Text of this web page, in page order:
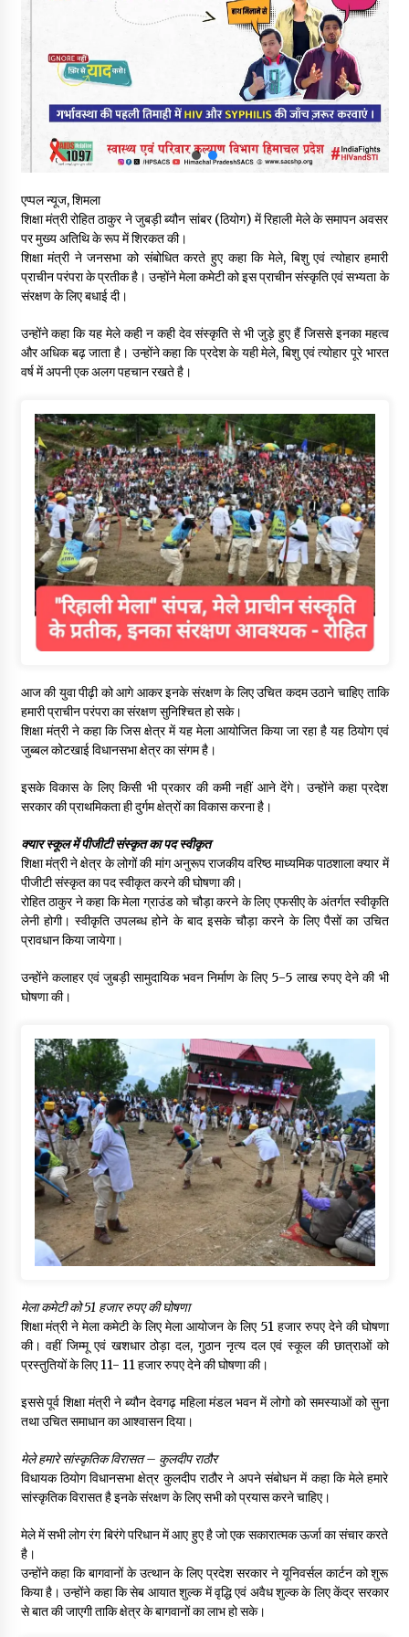
शिक्षा निदेशालय ने जारी किया स्पष्टीकरण
05/08/2026
देहरा पुलिस की बड़ी कार्रवाई- 90 लाख नकद और 2 करोड़के सोने के
आभूषण बरामद, 7 आरोपी गिरफ्तार
05/08/2026
पिंजौर-बद्दी फोरलेन परियोजना को मिली बड़ी गति, 378.48 करोड़ की लागत
वन विभाग एवं रेड क्रॉस सोसायटी के संयुक्त तत्वावधान में शूराला में वृक्षारोपण
अभियान आयोजित
05/08/2026
हिमाचल में प्रतिशोध की राजनीति के खिलाफ भाजपा ने शिमला CM आवास
ओकओवर घेराव में किया शक्ति प्रदर्शन
05/08/2026
एप्पल न्यूज, शिमला
शिक्षा मंत्री रोहित ठाकुर ने जुबड़ी ब्यौन सांबर (ठियोग) में रिहाली मेले के समापन अवसर
पर मुख्य अतिथि के रूप में शिरकत की।
शिक्षा मंत्री ने जनसभा को संबोधित करते हुए कहा कि मेले, बिशु एवं त्योहार हमारी
प्राचीन परंपरा के प्रतीक है। उन्होंने मेला कमेटी को इस प्राचीन संस्कृति एवं सभ्यता के
संरक्षण के लिए बधाई दी।
उन्होंने कहा कि यह मेले कही न कही देव संस्कृति से भी जुड़े हुए हैं जिससे इनका महत्व
और अधिक बढ़ जाता है। उन्होंने कहा कि प्रदेश के यही मेले, बिशु एवं त्योहार पूरे भारत
वर्ष में अपनी एक अलग पहचान रखते है।
आज की युवा पीढ़ी को आगे आकर इनके संरक्षण के लिए उचित कदम उठाने चाहिए ताकि
हमारी प्राचीन परंपरा का संरक्षण सुनिश्चित हो सके।
शिक्षा मंत्री ने कहा कि जिस क्षेत्र में यह मेला आयोजित किया जा रहा है यह ठियोग एवं
जुब्बल कोटखाई विधानसभा क्षेत्र का संगम है।
इसके विकास के लिए किसी भी प्रकार की कमी नहीं आने देंगे। उन्होंने कहा प्रदेश
सरकार की प्राथमिकता ही दुर्गम क्षेत्रों का विकास करना है।
क्यार स्कूल में पीजीटी संस्कृत का पद स्वीकृत
शिक्षा मंत्री ने क्षेत्र के लोगों की मांग अनुरूप राजकीय वरिष्ठ माध्यमिक पाठशाला क्यार में
पीजीटी संस्कृत का पद स्वीकृत करने की घोषणा की।
रोहित ठाकुर ने कहा कि मेला ग्राउंड को चौड़ा करने के लिए एफसीए के अंतर्गत स्वीकृति
लेनी होगी। स्वीकृति उपलब्ध होने के बाद इसके चौड़ा करने के लिए पैसों का उचित
प्रावधान किया जायेगा।
उन्होंने कलाहर एवं जुबड़ी सामुदायिक भवन निर्माण के लिए 5-5 लाख रुपए देने की भी
घोषणा की।
मेला कमेटी को 51 हजार रुपए की घोषणा
शिक्षा मंत्री ने मेला कमेटी के लिए मेला आयोजन के लिए 51 हजार रुपए देने की घोषणा
की। वहीं जिम्मू एवं खशधार ठोड़ा दल, गुठान नृत्य दल एवं स्कूल की छात्राओं को
प्रस्तुतियों के लिए 11- 11 हजार रुपए देने की घोषणा की।
इससे पूर्व शिक्षा मंत्री ने ब्यौन देवगढ़ महिला मंडल भवन में लोगो को समस्याओं को सुना
तथा उचित समाधान का आश्वासन दिया।
मेले हमारे सांस्कृतिक विरासत – कुलदीप राठौर
विधायक ठियोग विधानसभा क्षेत्र कुलदीप राठौर ने अपने संबोधन में कहा कि मेले हमारे
सांस्कृतिक विरासत है इनके संरक्षण के लिए सभी को प्रयास करने चाहिए।
मेले में सभी लोग रंग बिरंगे परिधान में आए हुए है जो एक सकारात्मक ऊर्जा का संचार करते
है।
उन्होंने कहा कि बागवानों के उत्थान के लिए प्रदेश सरकार ने यूनिवर्सल कार्टन को शुरू
किया है। उन्होंने कहा कि सेब आयात शुल्क में वृद्धि एवं अवैध शुल्क के लिए केंद्र सरकार
से बात की जाएगी ताकि क्षेत्र के बागवानों का लाभ हो सके।